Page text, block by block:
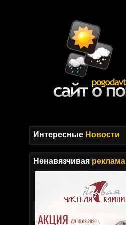
Интересные Новости
Ненавязчивая реклама